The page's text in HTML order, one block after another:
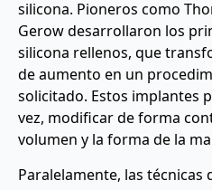
silicona. Pioneros como
Gerow desarrollaron los
silicona rellenos, que
de aumento en un
solicitado. Estos implantes
vez, modificar de forma
volumen y la forma de la
Paralelamente, las técnicas